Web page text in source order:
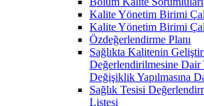
Kalite Yönetim Birimi
Kalite Yönetim Birimi
Özdeğerlendirme Planı
Sağlıkta Kalitenin
Değerlendirilmesine Dair
Değişiklik Yapılmasına
Sağlık Tesisi
Listesi